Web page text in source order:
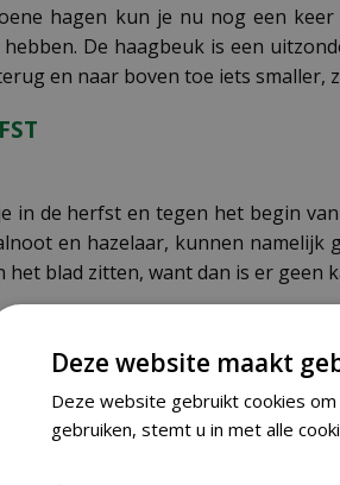
hagen kun je nu nog een
De haagbeuk is een
en naar boven toe iets smaller,
in de herfst en tegen het begin
en hazelaar, kunnen
het blad zitten, want dan is er
november tot en met maart
zoals de leilinde, kun je
NOVEMBER
, zwarte en rode
zodat hun nieuwe scheuten
Deze website maakt
Deze website gebruikt cookies
gebruiken, stemt u in met alle